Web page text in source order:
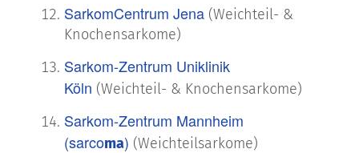
SarkomCentrum Jena (Weichteil- &
Knochensarkome)
Sarkom-Zentrum Uniklinik
Köln (Weichteil- & Knochensarkome)
Sarkom-Zentrum Mannheim
(sarcoma) (Weichteilsarkome)